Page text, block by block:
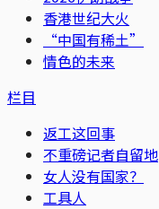
香港世纪大火
“中国有稀土”
情色的未来
栏目
返工这回事
不重磅记者自留地
女人没有国家？
工具人